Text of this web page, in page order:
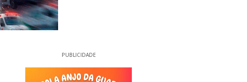
PUBLICIDADE